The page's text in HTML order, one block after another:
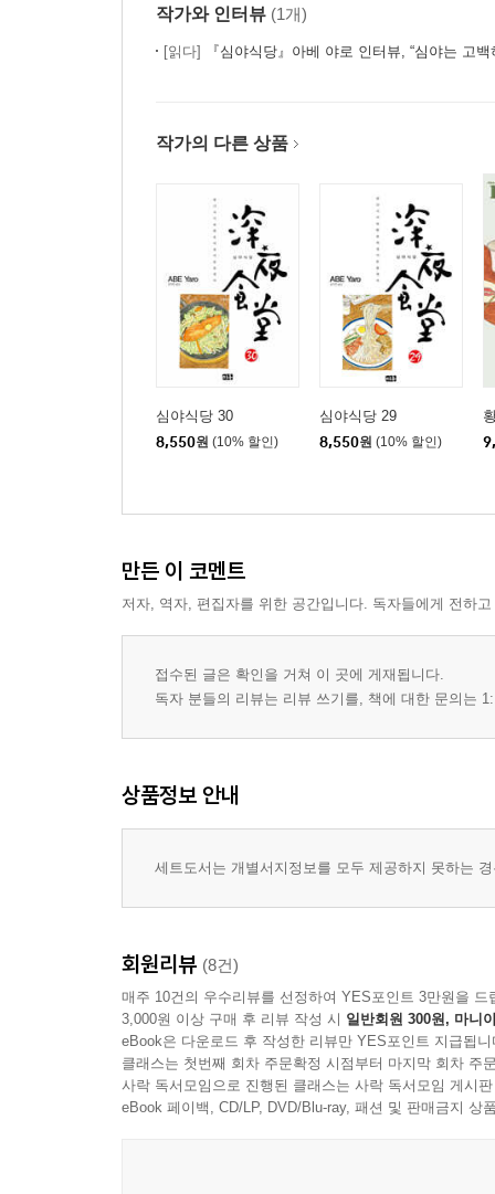
작가와 인터뷰 (1개)
[읽다] 『심야식당』아베 야로 인터뷰, “심야는 고백
작가의 다른 상품
심야식당 30
8,550원 (10% 할인)
심야식당 29
8,550원 (10% 할인)
만든 이 코멘트
저자, 역자, 편집자를 위한 공간입니다. 독자들에게 전하
접수된 글은 확인을 거쳐 이 곳에 게재됩니다.
독자 분들의 리뷰는 리뷰 쓰기를, 책에 대한 문의는
상품정보 안내
세트도서는 개별서지정보를 모두 제공하지 못하는
회원리뷰 (8건)
매주 10건의 우수리뷰를 선정하여 YES포인트 3만원을 드
3,000원 이상 구매 후 리뷰 작성 시 일반회원 300원, 마니
eBook은 다운로드 후 작성한 리뷰만 YES포인트 지급됩니
클래스는 첫번째 회차 주문확정 시점부터 마지막 회차 주
사락 독서모임으로 진행된 클래스는 사락 독서모임 게시
eBook 페이백, CD/LP, DVD/Blu-ray, 패션 및 판매금지 상